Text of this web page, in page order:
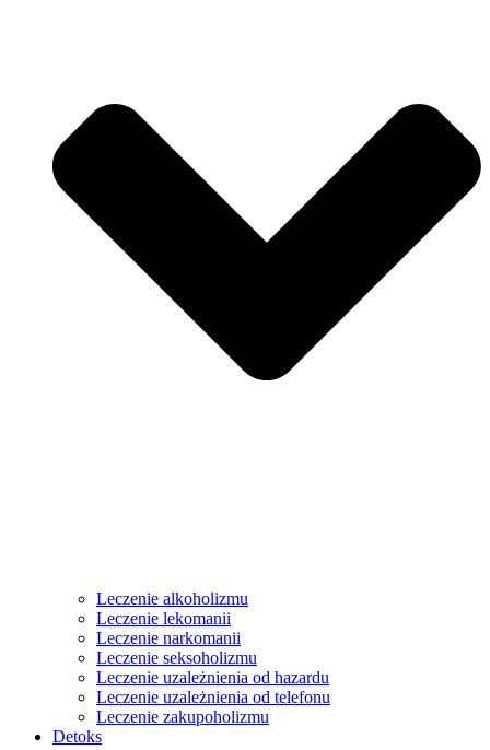
Leczenie alkoholizmu
Leczenie lekomanii
Leczenie narkomanii
Leczenie seksoholizmu
Leczenie uzależnienia od hazardu
Leczenie uzależnienia od telefonu
Leczenie zakupoholizmu
Detoks